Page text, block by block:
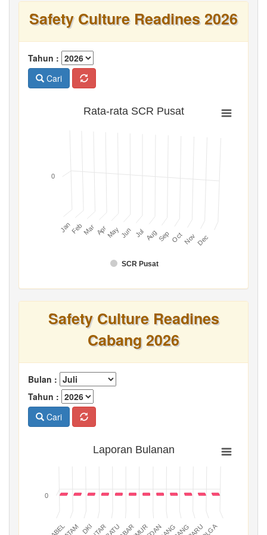
Safety Culture Readines 2026
Tahun :
Cari
Rata-rata SCR Pusat
SCR Pusat
JanFebMar AprMay Jun Jul AugSep OctNovDec
0
Safety Culture Readines
Cabang 2026
Bulan :
Tahun :
Cari
Laporan Bulanan
DKI
0